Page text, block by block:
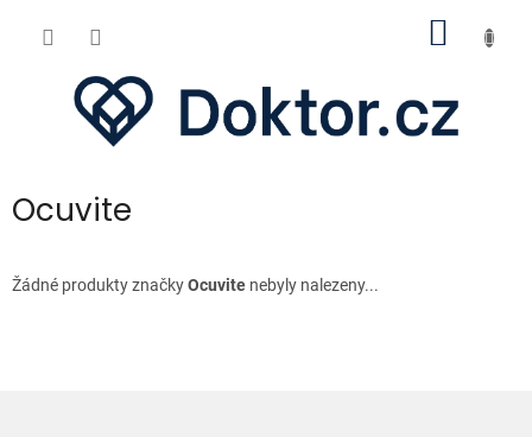
Ocuvite
Žádné produkty značkyOcuvite nebyly nalezeny...